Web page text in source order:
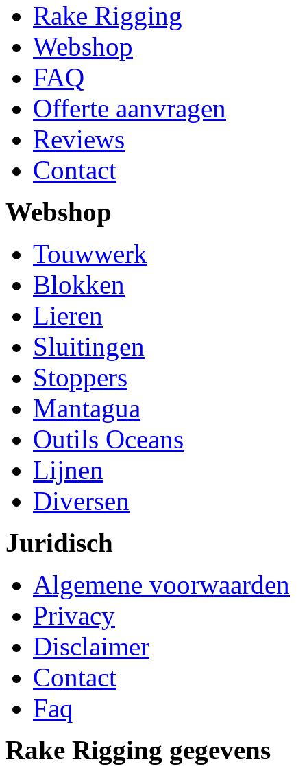
Rake Rigging
Webshop
FAQ
Offerte aanvragen
Reviews
Contact
Webshop
Touwwerk
Blokken
Lieren
Sluitingen
Stoppers
Mantagua
Outils Oceans
Lijnen
Diversen
Juridisch
Algemene voorwaarden
Privacy
Disclaimer
Contact
Faq
Rake Rigging gegevens